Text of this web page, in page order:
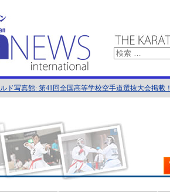
ド写真館: 第41回全国高等学校空手道選抜大会掲載！